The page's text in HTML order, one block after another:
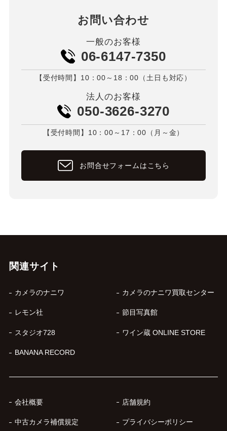
お問い合わせ
一般のお客様
06-6147-7350
【受付時間】10：00～18：00（土日も対応）
法人のお客様
050-3626-3270
【受付時間】10：00～17：00（月～金）
お問合せフォームはこちら
関連サイト
カメラのナニワ カメラのナニワ買取センター
レモン社 節目写真館
スタジオ728 ワイン蔵 ONLINE STORE
BANANA RECORD
会社概要 店舗規約
中古カメラ補償規定 プライバシーポリシー